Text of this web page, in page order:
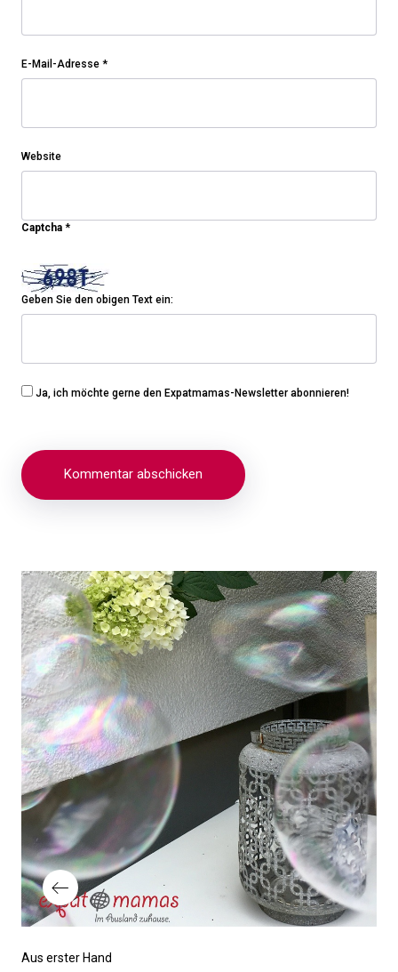
E-Mail-Adresse *
Website
Captcha *
Geben Sie den obigen Text ein:
Ja, ich möchte gerne den Expatmamas-Newsletter abonnieren!
Beitragsnavigation
Vorheriger
Aus erster Hand